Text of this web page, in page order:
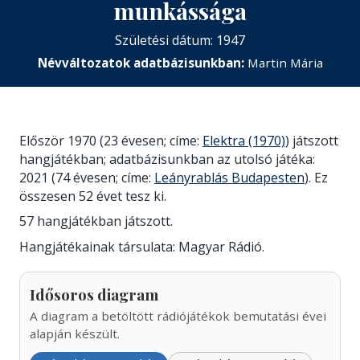
munkássága
Születési dátum: 1947
Névváltozatok adatbázisunkban: Martin Mária
Először 1970 (23 évesen; címe: Elektra (1970)) játszott
hangjátékban; adatbázisunkban az utolsó játéka:
2021 (74 évesen; címe: Leányrablás Budapesten). Ez
összesen 52 évet tesz ki.
57 hangjátékban játszott.
Hangjátékainak társulata: Magyar Rádió.
Idősoros diagram
A diagram a betöltött rádiójátékok bemutatási évei
alapján készült.